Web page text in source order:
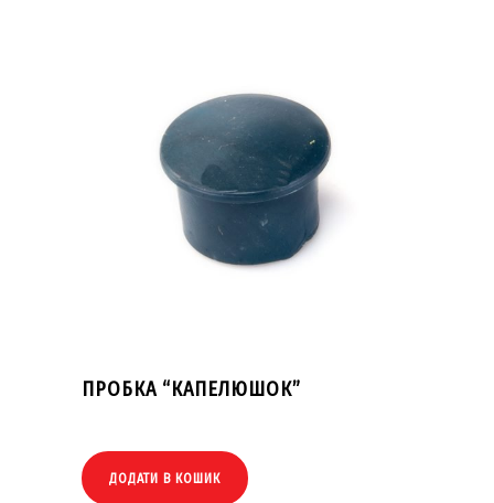
ПРОБКА “КАПЕЛЮШОК”
ДОДАТИ В КОШИК